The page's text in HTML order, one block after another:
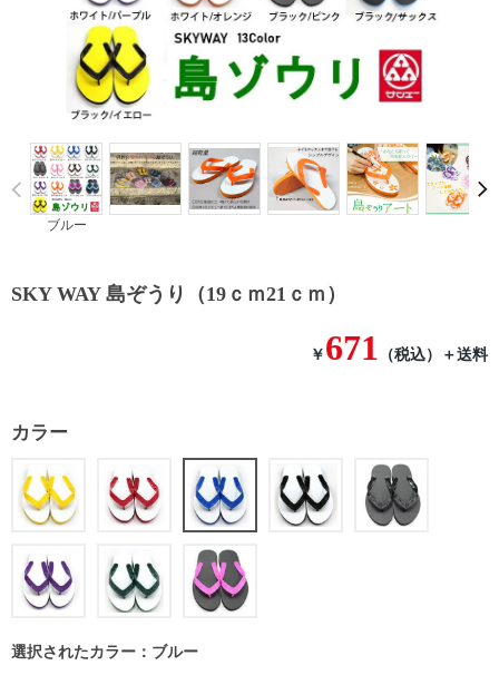
ブルー
Prev
SKY WAY 島ぞうり（19ｃｍ21ｃｍ）
￥ 671 （税込） ＋送料
カラー
選択されたカラー：ブルー